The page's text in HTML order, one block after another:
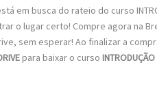
em busca do rateio do curso
o lugar certo! Compre agora na
sem esperar! Ao finalizar a
para baixar o curso